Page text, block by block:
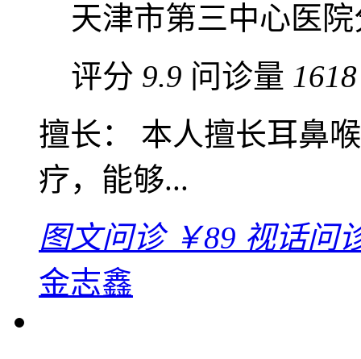
天津市第三中心医
评分 9.9 问诊量 1618
擅长： 本人擅长耳鼻
疗，能够...
图文问诊 ￥89 视话问
金志鑫